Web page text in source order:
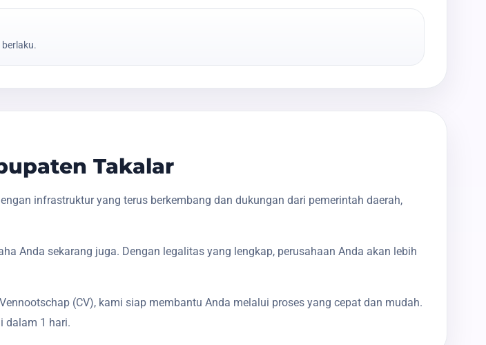
Takalar
infrastruktur yang terus berkembang dan dukungan dari pemerintah daerah,
Anda sekarang juga. Dengan legalitas yang lengkap, perusahaan Anda akan lebih
(CV), kami siap membantu Anda melalui proses yang cepat dan mudah.
dalam 1 hari.